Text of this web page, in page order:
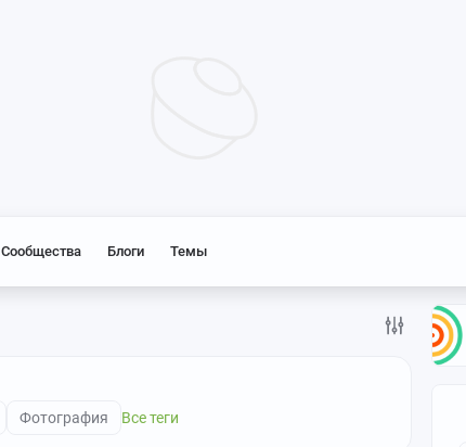
Сообщества Блоги Темы
Фотография Все теги